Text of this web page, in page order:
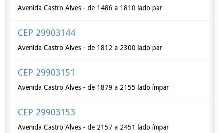
Avenida Castro Alves - de 1486 a 1810 lado par
CEP 29903144
Avenida Castro Alves - de 1812 a 2300 lado par
CEP 29903151
Avenida Castro Alves - de 1879 a 2155 lado ímpar
CEP 29903153
Avenida Castro Alves - de 2157 a 2451 lado ímpar